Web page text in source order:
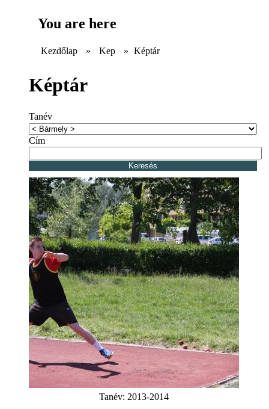
You are here
Kezdőlap » Kep » Képtár
Képtár
Tanév
Cím
Tanév: 2013-2014